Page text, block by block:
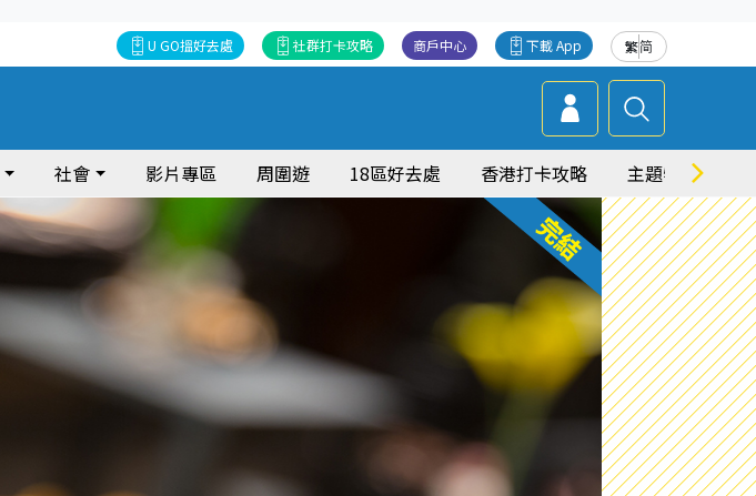
繁简
下載 App
商戶中心
社群打卡攻略
U GO搵好去處
社會 影片專區 周圍遊 18區好去處 香港打卡攻略 主題特集